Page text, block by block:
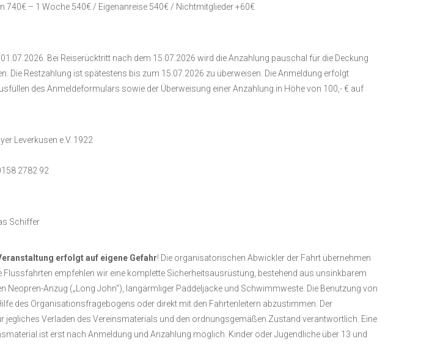
740€ – 1 Woche 540€ / Eigenanreise 540€ / Nichtmitglieder +60€
Bei Reiserücktritt nach dem 15.07.2026 wird die Anzahlung pauschal für die Deckung
Die Restzahlung ist spätestens bis zum 15.07.2026 zu überweisen. Die Anmeldung erfolgt
des Anmeldeformulars sowie der Überweisung einer Anzahlung in Höhe von 100,- € auf
Leverkusen e.V. 1922
2782 92
Schiffer
erfolgt auf eigene Gefahr! Die organisatorischen Abwickler der Fahrt übernehmen
Flussfahrten empfehlen wir eine komplette Sicherheitsausrüstung, bestehend aus unsinkbarem
Neopren-Anzug („Long John“), langärmliger Paddeljacke und Schwimmweste. Die Benutzung von
des Organisationsfragebogens oder direkt mit den Fahrtenleitern abzustimmen. Der
jegliches Verladen des Vereinsmaterials und den ordnungsgemäßen Zustand verantwortlich. Eine
ist erst nach Anmeldung und Anzahlung möglich. Kinder oder Jugendliche über 13 und